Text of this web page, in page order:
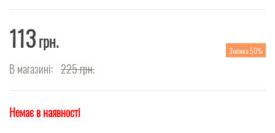
113грн.
В магазині: 225грн.
Знижка 50%
Немає в наявності